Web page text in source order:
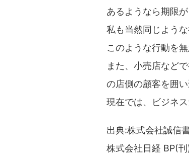
あるようなら期限
私も当然同じような
このような行動を
また、小売店など
の店側の顧客を囲
現在では、ビジネ
出典:株式会社誠信
株式会社日経 BP(